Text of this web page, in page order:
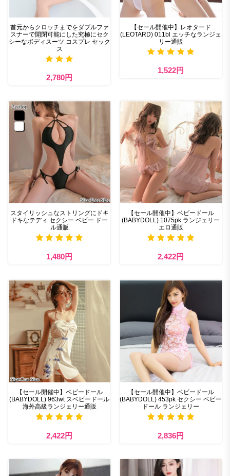
首元からクロッチまでをダブルファ
スナーで開閉可能にした究極にセク
シーなボディスーツ コスプレ セック
ス
2,780円
【セール開催中】レオタード
(LEOTARD) 011bl エッチなランジェ
リー通販
1,522円
スタイリッシュなストリングにドキ
ドキなテディ セクシー ベビー ドー
ル通販
1,480円
【セール開催中】ベビードール
(BABYDOLL) 1075pk ランジェリー
エロ通販
2,422円
【セール開催中】ベビードール
(BABYDOLL) 963wt スベビードール
海外高級ランジェリー通販
2,422円
【セール開催中】ベビードール
(BABYDOLL) 453pk セクシー ベビー
ドール ランジェリー
2,836円